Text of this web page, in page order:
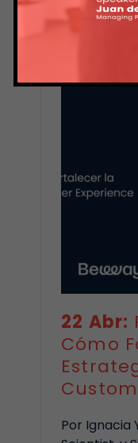
22 Abr:
Cómo
Por Ignacia